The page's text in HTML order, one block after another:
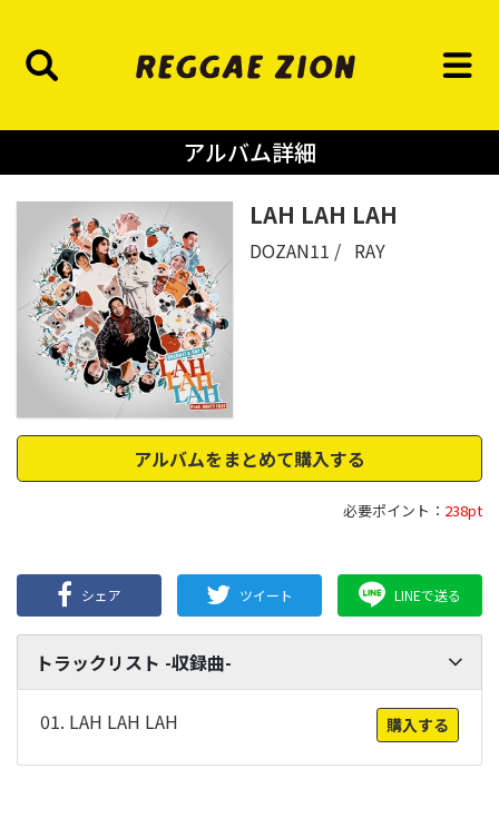
アルバム詳細
LAH LAH LAH
DOZAN11 RAY
アルバムをまとめて購入する
必要ポイント： 238pt
シェア ツイート LINEで送る
トラックリスト -収録曲-
01. LAH LAH LAH 購入する